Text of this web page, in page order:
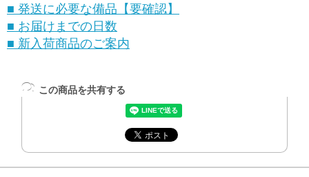
■ 発送に必要な備品【要確認】
■ お届けまでの日数
■ 新入荷商品のご案内
この商品を共有する